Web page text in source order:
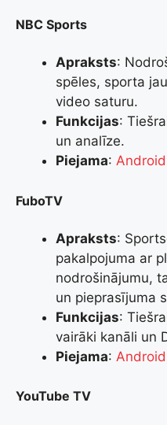
NBC Sports
Apraksts:
spēles, sporta
video saturu.
Funkcijas:
un analīze.
Piejama: Android
FuboTV
Apraksts:
pakalpojuma ar
nodrošinājumu,
un pieprasījuma
Funkcijas:
vairāki kanāli un
Piejama: Android
YouTube TV